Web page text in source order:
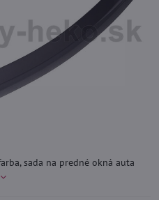
sada na predné okná auta